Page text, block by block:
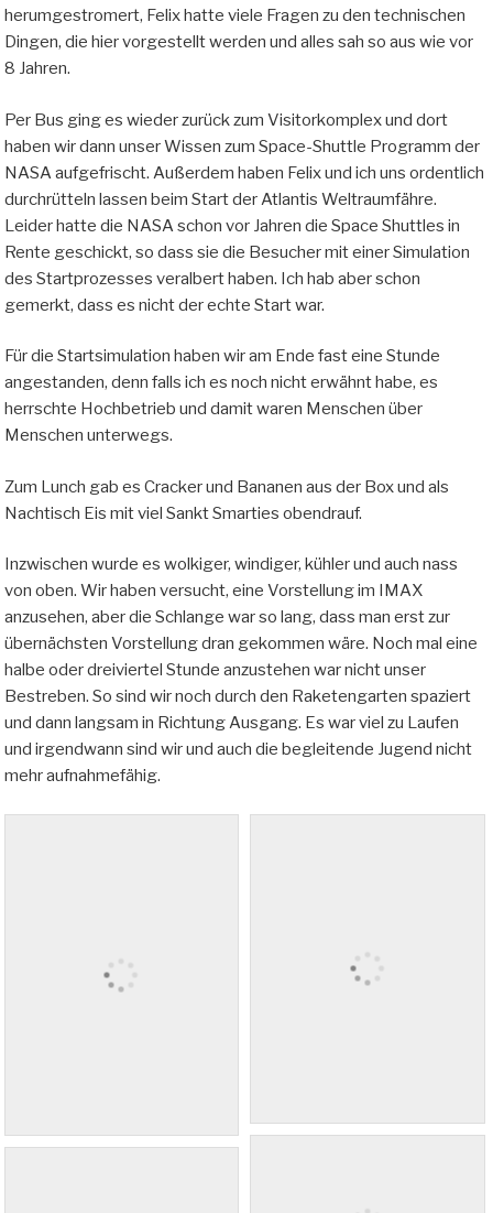
herumgestromert, Felix hatte viele Fragen zu den technischen
Dingen, die hier vorgestellt werden und alles sah so aus wie vor
8 Jahren.
Per Bus ging es wieder zurück zum Visitorkomplex und dort
haben wir dann unser Wissen zum Space-Shuttle Programm der
NASA aufgefrischt. Außerdem haben Felix und ich uns ordentlich
durchrütteln lassen beim Start der Atlantis Weltraumfähre.
Leider hatte die NASA schon vor Jahren die Space Shuttles in
Rente geschickt, so dass sie die Besucher mit einer Simulation
des Startprozesses veralbert haben. Ich hab aber schon
gemerkt, dass es nicht der echte Start war.
Für die Startsimulation haben wir am Ende fast eine Stunde
angestanden, denn falls ich es noch nicht erwähnt habe, es
herrschte Hochbetrieb und damit waren Menschen über
Menschen unterwegs.
Zum Lunch gab es Cracker und Bananen aus der Box und als
Nachtisch Eis mit viel Sankt Smarties obendrauf.
Inzwischen wurde es wolkiger, windiger, kühler und auch nass
von oben. Wir haben versucht, eine Vorstellung im IMAX
anzusehen, aber die Schlange war so lang, dass man erst zur
übernächsten Vorstellung dran gekommen wäre. Noch mal eine
halbe oder dreiviertel Stunde anzustehen war nicht unser
Bestreben. So sind wir noch durch den Raketengarten spaziert
und dann langsam in Richtung Ausgang. Es war viel zu Laufen
und irgendwann sind wir und auch die begleitende Jugend nicht
mehr aufnahmefähig.